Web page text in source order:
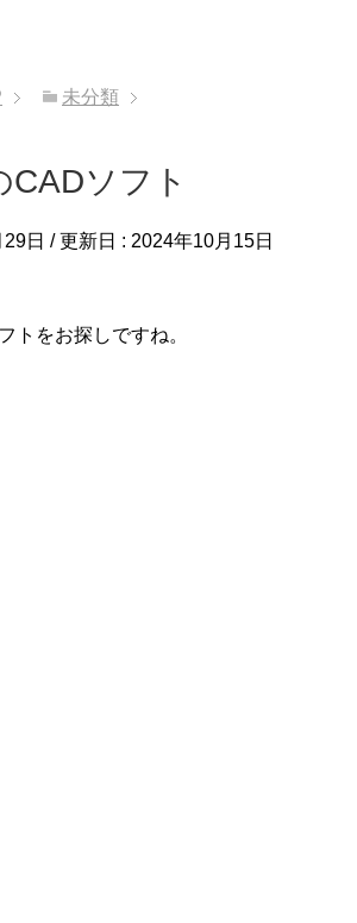
未分類
ソフト
日 / 更新日 : 2024年10月15日
トをお探しですね。